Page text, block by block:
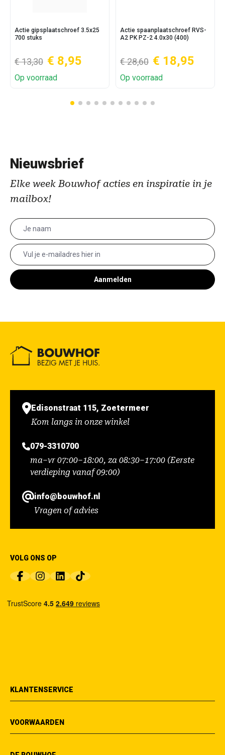
Actie gipsplaatschroef 3.5x25
700 stuks
€ 13,30 € 8,95
Op voorraad
Actie spaanplaatschroef RVS-
A2 PK PZ-2 4.0x30 (400)
€ 28,60 € 18,95
Op voorraad
Nieuwsbrief
Elke week Bouwhof acties en inspiratie in je
mailbox!
Aanmelden
Edisonstraat 115, Zoetermeer
Kom langs in onze winkel
079-3310700
ma–vr 07:00–18:00, za 08:30–17:00 (Eerste
verdieping vanaf 09:00)
info@bouwhof.nl
Vragen of advies
VOLG ONS OP
KLANTENSERVICE
VOORWAARDEN